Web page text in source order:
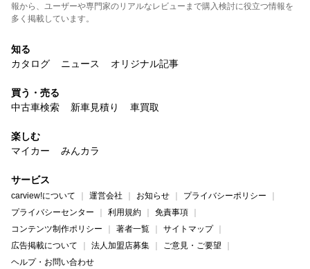
報から、ユーザーや専門家のリアルなレビューまで購入検討に役立つ情報を
多く掲載しています。
知る
カタログ
ニュース オリジナル記事
買う・売る
中古車検索
新車見積り 車買取
楽しむ
マイカー
みんカラ
サービス
carview!について 運営会社 お知らせ
プライバシーポリシー
プライバシーセンター
利用規約
免責事項
コンテンツ制作ポリシー
著者一覧
サイトマップ
広告掲載について
法人加盟店募集
ご意見・ご要望
ヘルプ・お問い合わせ